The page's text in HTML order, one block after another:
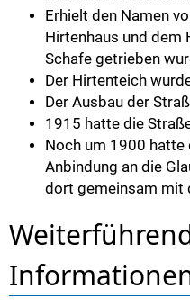
Erhielt den Namen
Hirtenhaus und dem
Schafe getrieben
Der Hirtenteich
Der Ausbau der
1915 hatte die
Noch um 1900 hatte
Anbindung an die
dort gemeinsam mit